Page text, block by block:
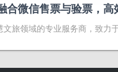
合微信售票与验票，
旅领域的专业服务商，致力